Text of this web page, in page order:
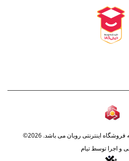
اینترنتی روبان می باشد. 2026©
و اجرا توسطتیام